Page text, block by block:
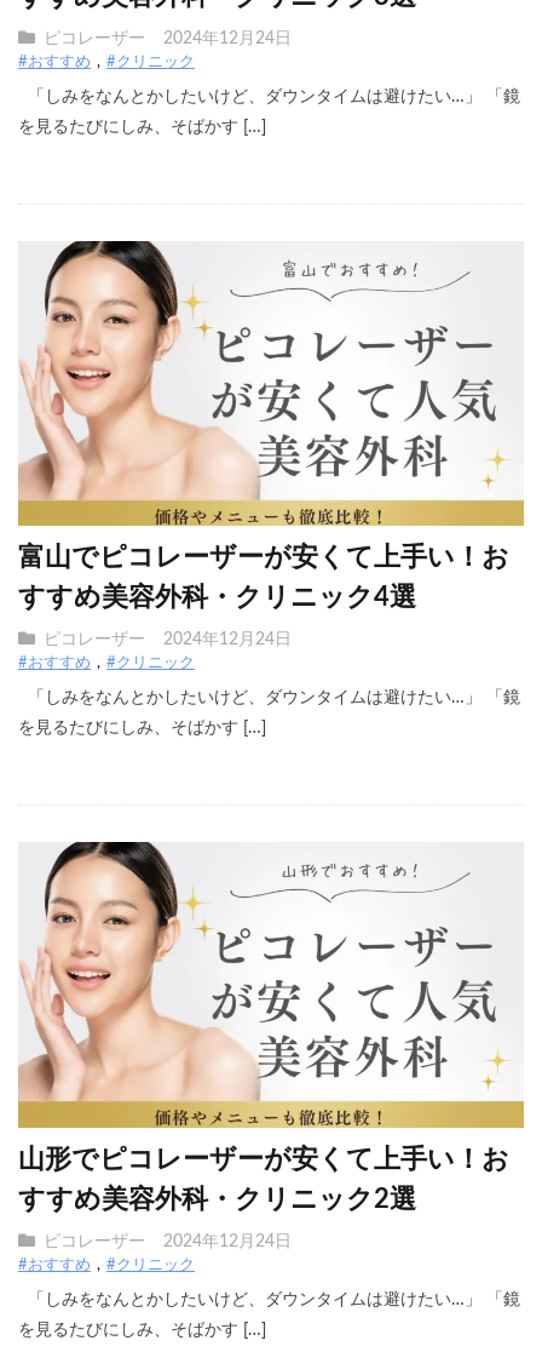
ピコレーザー 2024年12月24日
#おすすめ #クリニック
「しみをなんとかしたいけど、ダウンタイムは避けたい…」 「鏡
を見るたびにしみ、そばかす […]
富山でピコレーザーが安くて上手い！お
すすめ美容外科・クリニック4選
ピコレーザー 2024年12月24日
#おすすめ #クリニック
「しみをなんとかしたいけど、ダウンタイムは避けたい…」 「鏡
を見るたびにしみ、そばかす […]
山形でピコレーザーが安くて上手い！お
すすめ美容外科・クリニック2選
ピコレーザー 2024年12月24日
#おすすめ #クリニック
「しみをなんとかしたいけど、ダウンタイムは避けたい…」 「鏡
を見るたびにしみ、そばかす […]